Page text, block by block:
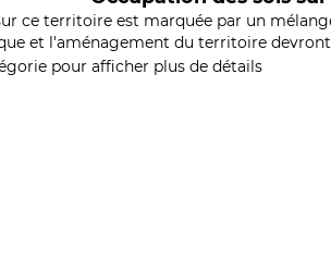
ce territoire est marquée par un
et l'aménagement du territoire
pour afficher plus de détails